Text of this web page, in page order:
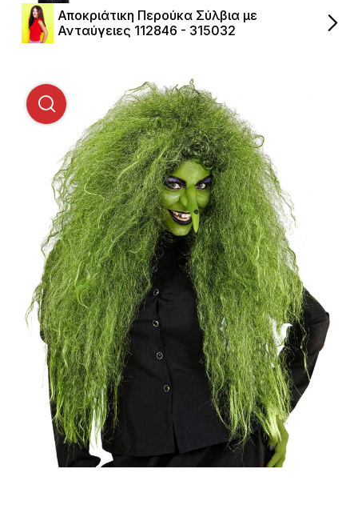
Αποκριάτικη Περούκα Σύλβια με
Ανταύγειες 112846 - 315032